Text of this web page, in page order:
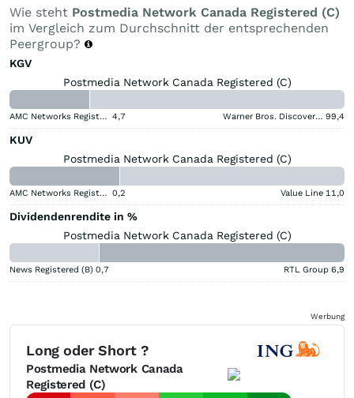
Wie steht Postmedia Network Canada Registered (C)
im Vergleich zum Durchschnitt der entsprechenden
Peergroup?
KGV
Postmedia Network Canada Registered (C)
AMC Networks Registered (A) 4,7 Warner Bros. Discovery (A) 99,4
KUV
Postmedia Network Canada Registered (C)
AMC Networks Registered (A) 0,2 Value Line 11,0
Dividendenrendite in %
Postmedia Network Canada Registered (C)
News Registered (B) 0,7 RTL Group 6,9
Werbung
Long oder Short ?
Postmedia Network Canada
Registered (C)